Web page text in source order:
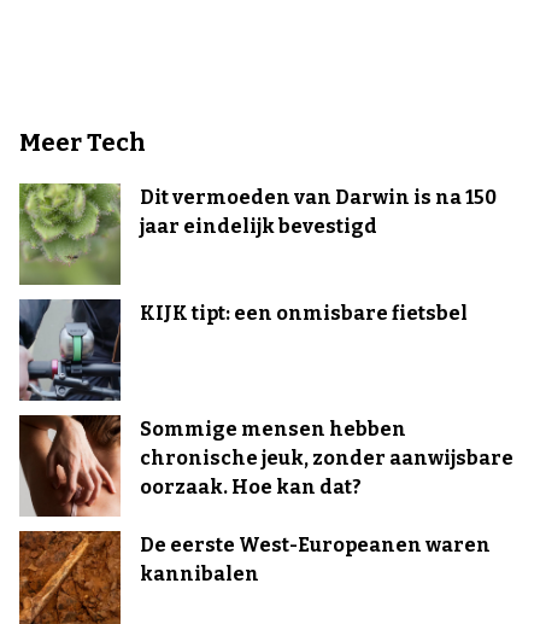
Meer Tech
Dit vermoeden van Darwin is na 150
jaar eindelijk bevestigd
KIJK tipt: een onmisbare fietsbel
Sommige mensen hebben
chronische jeuk, zonder aanwijsbare
oorzaak. Hoe kan dat?
De eerste West-Europeanen waren
kannibalen